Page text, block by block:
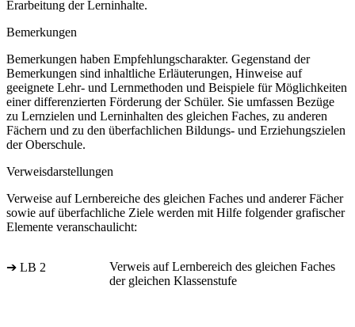
Erarbeitung der Lerninhalte.
Bemerkungen
Bemerkungen haben Empfehlungscharakter. Gegenstand der
Bemerkungen sind inhaltliche Erläuterungen, Hinweise auf
geeignete Lehr- und Lernmethoden und Beispiele für Möglichkeiten
einer differenzierten Förderung der Schüler. Sie umfassen Bezüge
zu Lernzielen und Lerninhalten des gleichen Faches, zu anderen
Fächern und zu den überfachlichen Bildungs- und Erziehungszielen
der Oberschule.
Verweisdarstellungen
Verweise auf Lernbereiche des gleichen Faches und anderer Fächer
sowie auf überfachliche Ziele werden mit Hilfe folgender grafischer
Elemente veranschaulicht:
➔ LB 2
Verweis auf Lernbereich des gleichen Faches
der gleichen Klassenstufe